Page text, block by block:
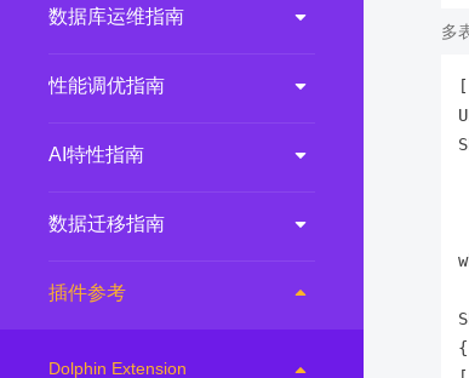
数据库运维指南
性能调优指南
AI特性指南
数据迁移指南
插件参考
Dolphin Extension
多
[
{